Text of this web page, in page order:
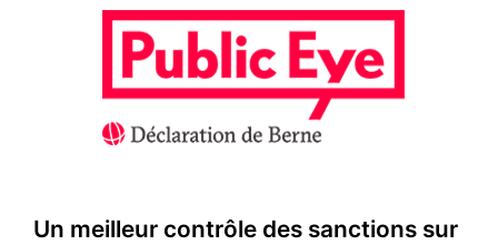
Un meilleur contrôle des sanctions sur